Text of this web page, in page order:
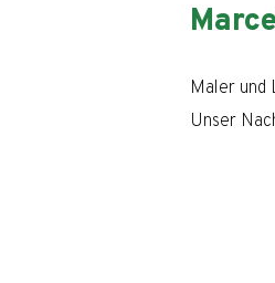
Maler und
Unser